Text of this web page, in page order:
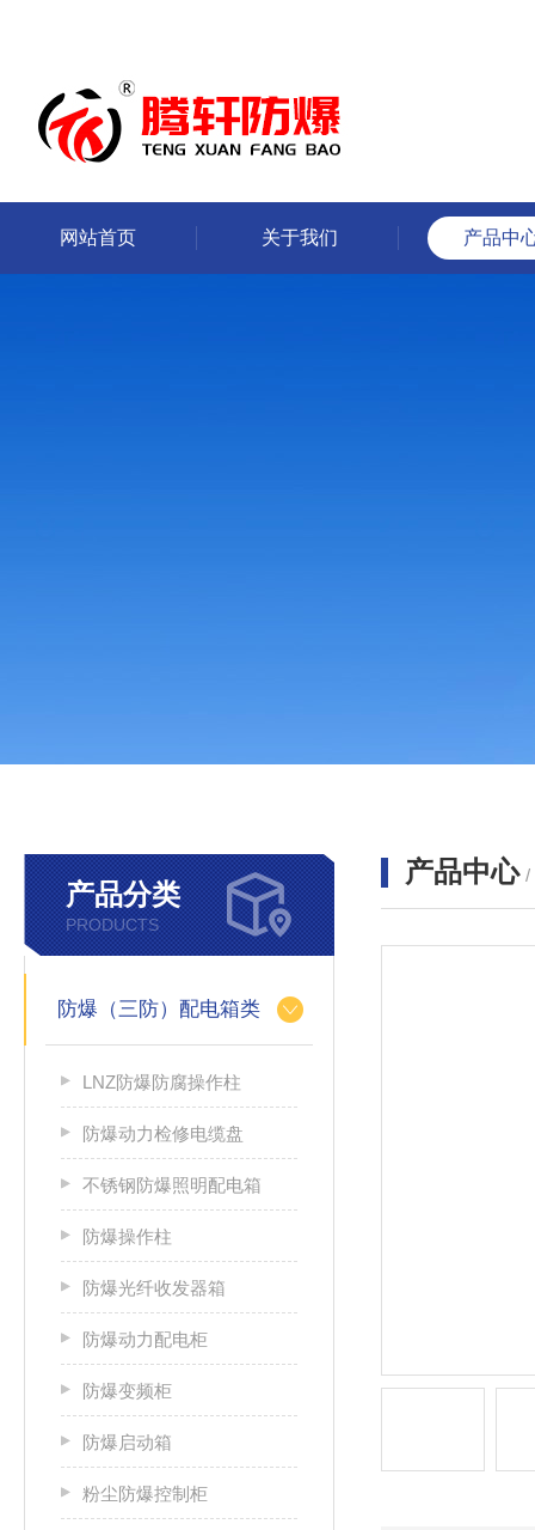
网站首页 关于我们 产品中
产品分类
PRODUCTS
防爆（三防）配电箱类
LNZ防爆防腐操作柱
防爆动力检修电缆盘
不锈钢防爆照明配电箱
防爆操作柱
防爆光纤收发器箱
防爆动力配电柜
防爆变频柜
防爆启动箱
粉尘防爆控制柜
产品中心 /